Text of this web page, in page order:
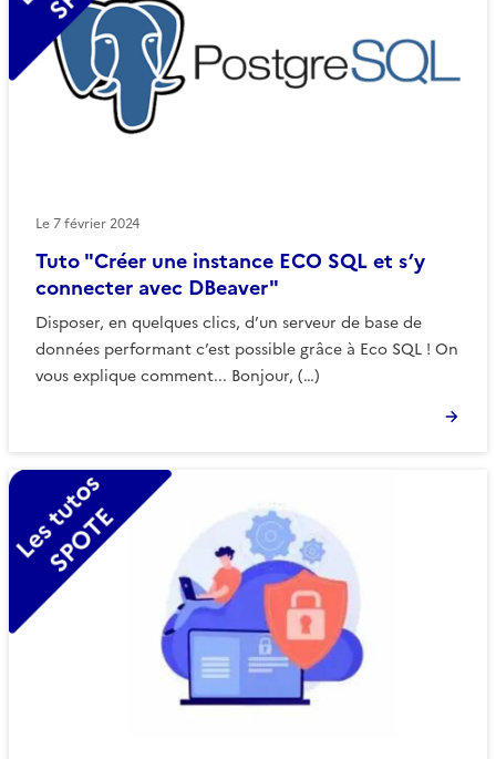
Tuto "Créer une instance ECO SQL et s’y
connecter avec DBeaver"
Disposer, en quelques clics, d’un serveur de base de
données performant c’est possible grâce à Eco SQL ! On
vous explique comment... Bonjour, (…)
Le7 février 2024